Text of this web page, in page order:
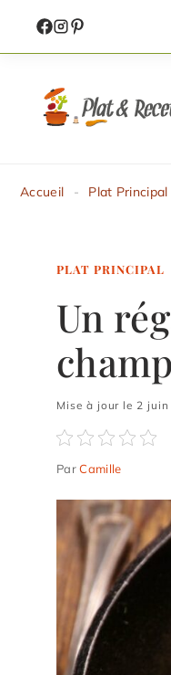
contenu
Accueil - Plat Principal
PLAT PRINCIPAL
Un
Mise à jour le 2
ParCamille